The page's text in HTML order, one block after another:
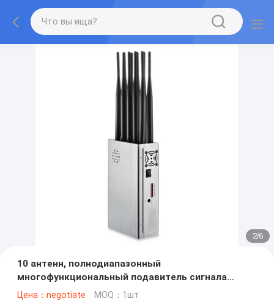
2/6
10 антенн, полнодиапазонный
многофункциональный подавитель сигнала
сотовой связи, блокирующий сигналы
Цена：negotiate MOQ：1шт